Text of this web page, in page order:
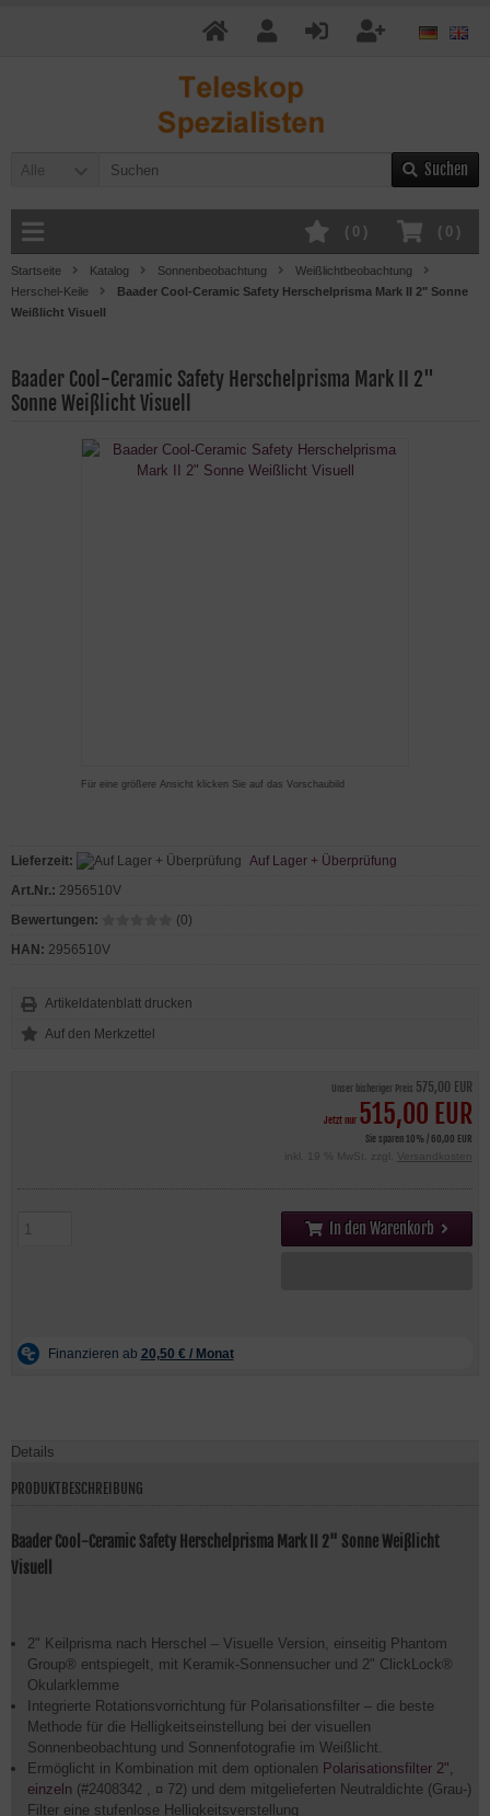
Alle Suchen
( 0 )
( 0 )
Startseite Katalog Sonnenbeobachtung
Weißlichtbeobachtung
Herschel-Keile
Baader Cool-Ceramic Safety Herschelprisma Mark II 2" Sonne
Weißlicht Visuell
Baader Cool-Ceramic Safety Herschelprisma Mark II 2"
Sonne Weißlicht Visuell
Für eine größere Ansicht klicken Sie auf das Vorschaubild
Unser bisheriger Preis 575,00 EUR
Jetzt nur 515,00 EUR
Sie sparen 10% / 60,00 EUR
inkl. 19 % MwSt. zzgl.
Versandkosten
In den Warenkorb
Lieferzeit:
Auf Lager + Überprüfung
Art.Nr.: 2956510V
Bewertungen:
(0)
HAN: 2956510V
Artikeldatenblatt drucken
Details
PRODUKTBESCHREIBUNG
Baader Cool-Ceramic Safety Herschelprisma Mark II 2" Sonne Weißlicht
Visuell
2" Keilprisma nach Herschel – Visuelle Version, einseitig Phantom
Group® entspiegelt, mit Keramik-Sonnensucher und 2" ClickLock®
Okularklemme
Integrierte Rotationsvorrichtung für Polarisationsfilter – die beste
Methode für die Helligkeitseinstellung bei der visuellen
Sonnenbeobachtung und Sonnenfotografie im Weißlicht.
Ermöglicht in Kombination mit dem optionalen Polarisationsfilter 2",
einzeln (#2408342 , ¤ 72) und dem mitgelieferten Neutraldichte (Grau-)
Filter eine stufenlose Helligkeitsverstellung